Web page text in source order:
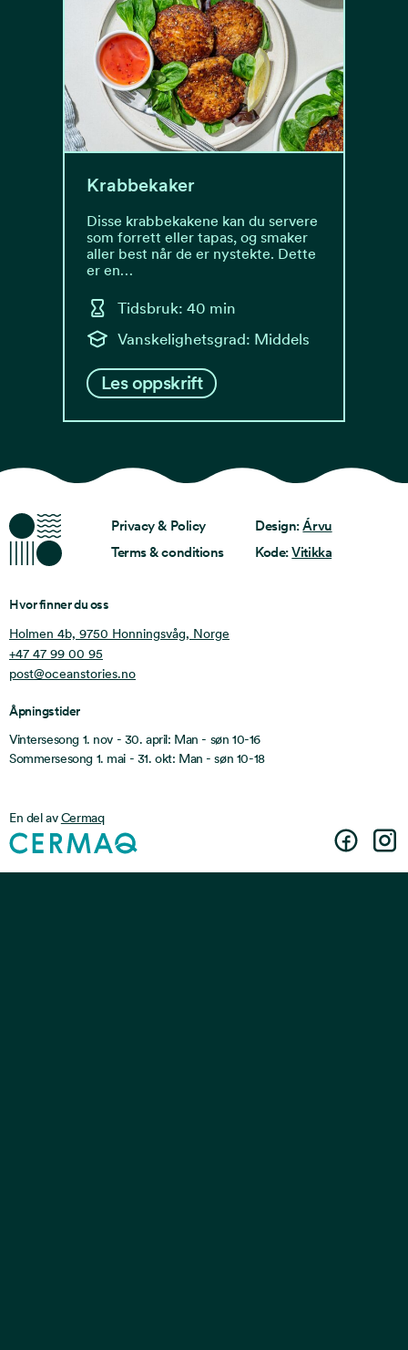
Krabbekaker
Disse krabbekakene kan du servere
som forrett eller tapas, og smaker
aller best når de er nystekte. Dette
er en…
Tidsbruk: 40 min
Vanskelighetsgrad: Middels
Les oppskrift
Ocean Stories
Hvor finner du oss
Holmen 4b, 9750 Honningsvåg, Norge
+47 47 99 00 95
post@oceanstories.no
Åpningstider
Vintersesong 1. nov - 30. april: Man - søn 10-16
Sommersesong 1. mai - 31. okt: Man - søn 10-18
Privacy & Policy
Terms & conditions
Design:Árvu
Kode:Vitikka
En del avCermaq